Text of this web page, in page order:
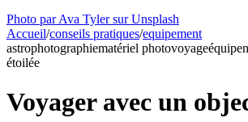
Photo par Ava Tyler sur Unsplash
Accueil/conseils pratiques/equipement
astrophotographiematériel photovoyage
étoilée
Voyager avec un